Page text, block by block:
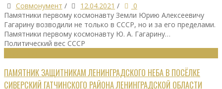
Совмонумент / 12.04.2021 /
0
Памятники первому космонавту Земли Юрию Алексеевичу
Гагарину возводили не только в СССР, но и за его пределами.
Памятники первому космонавту Ю. А. Гагарину…
Политический вес СССР
ПАМЯТНИК ЗАЩИТНИКАМ ЛЕНИНГРАДСКОГО НЕБА В ПОСЁЛКЕ
СИВЕРСКИЙ ГАТЧИНСКОГО РАЙОНА ЛЕНИНГРАДСКОЙ ОБЛАСТИ